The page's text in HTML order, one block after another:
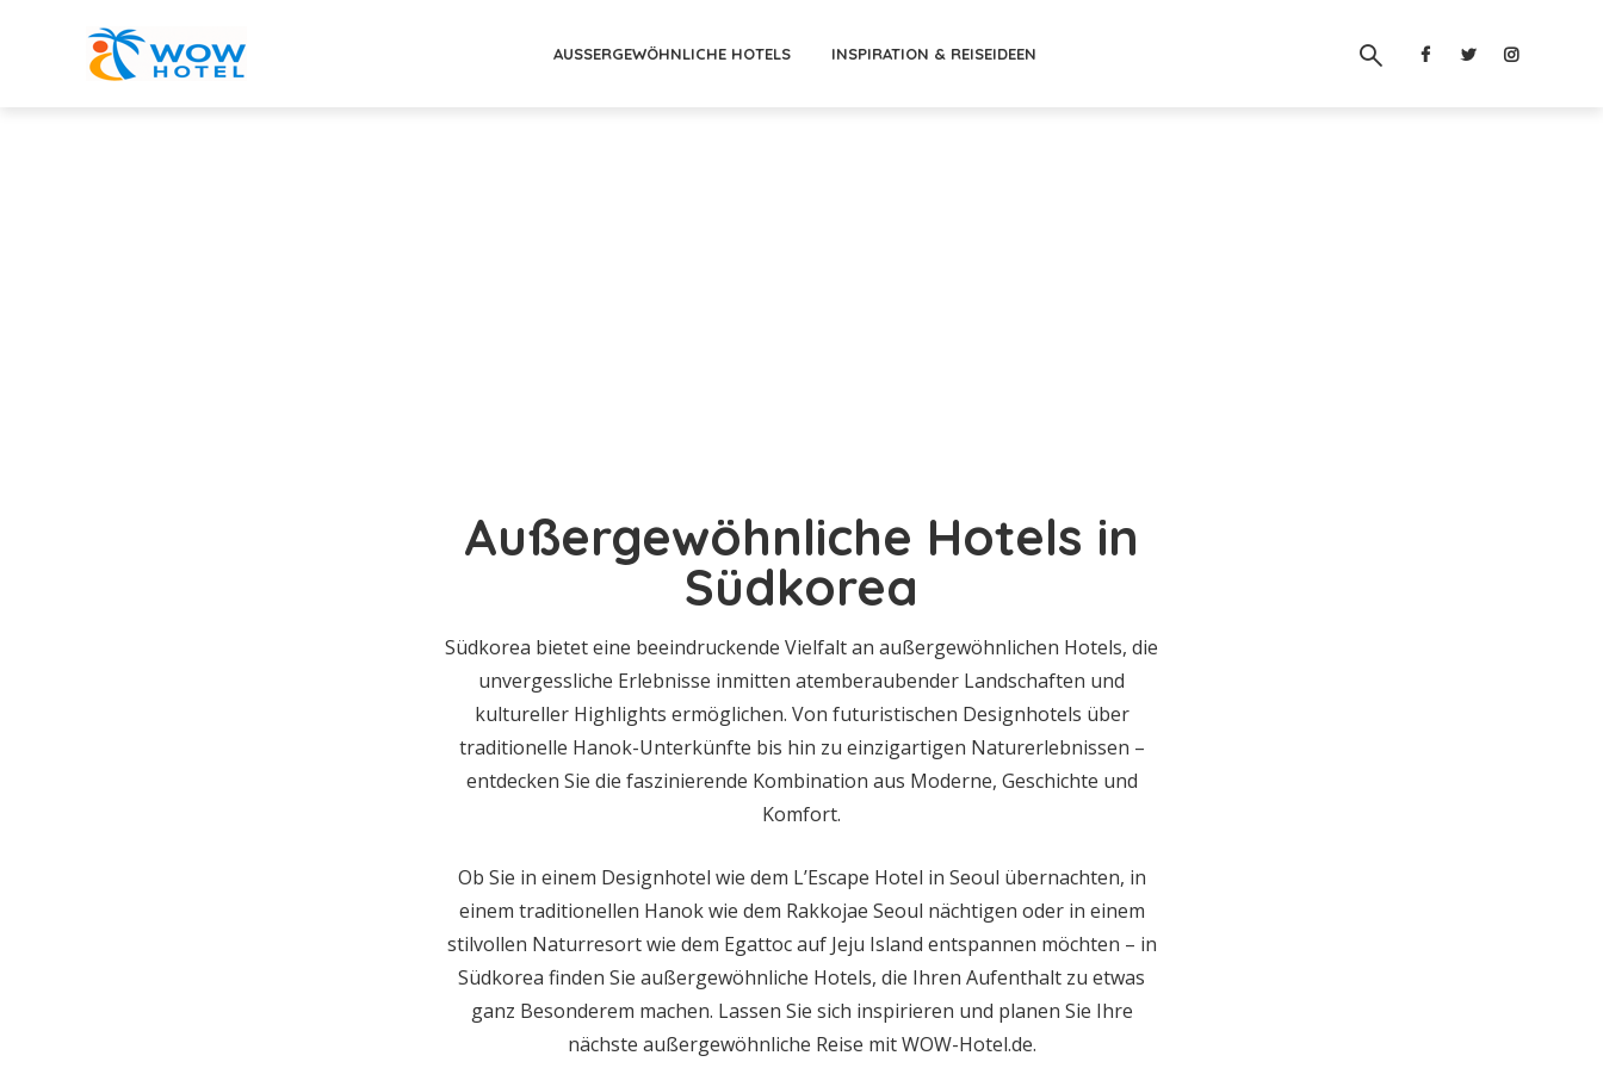
AUSSERGEWÖHNLICHE HOTELS INSPIRATION & REISEIDEEN
Außergewöhnliche Hotels in
Südkorea
Südkorea bietet eine beeindruckende Vielfalt an außergewöhnlichen Hotels, die
unvergessliche Erlebnisse inmitten atemberaubender Landschaften und
kultureller Highlights ermöglichen. Von futuristischen Designhotels über
traditionelle Hanok-Unterkünfte bis hin zu einzigartigen Naturerlebnissen –
entdecken Sie die faszinierende Kombination aus Moderne, Geschichte und
Komfort.
Ob Sie in einem Designhotel wie dem L’Escape Hotel in Seoul übernachten, in
einem traditionellen Hanok wie dem Rakkojae Seoul nächtigen oder in einem
stilvollen Naturresort wie dem Egattoc auf Jeju Island entspannen möchten – in
Südkorea finden Sie außergewöhnliche Hotels, die Ihren Aufenthalt zu etwas
ganz Besonderem machen. Lassen Sie sich inspirieren und planen Sie Ihre
nächste außergewöhnliche Reise mit WOW-Hotel.de.